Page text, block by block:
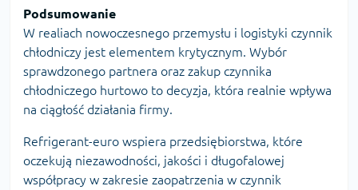
Podsumowanie
W realiach nowoczesnego przemysłu i logistyki czynnik
chłodniczy jest elementem krytycznym. Wybór
sprawdzonego partnera oraz zakup czynnika
chłodniczego hurtowo to decyzja, która realnie wpływa
na ciągłość działania firmy.
Refrigerant-euro wspiera przedsiębiorstwa, które
oczekują niezawodności, jakości i długofalowej
współpracy w zakresie zaopatrzenia w czynnik